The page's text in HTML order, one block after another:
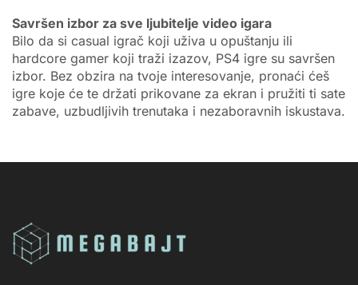
Savršen izbor za sve ljubitelje video igara
Bilo da si casual igrač koji uživa u opuštanju ili
hardcore gamer koji traži izazov, PS4 igre su savršen
izbor. Bez obzira na tvoje interesovanje, pronaći ćeš
igre koje će te držati prikovane za ekran i pružiti ti sate
zabave, uzbudljivih trenutaka i nezaboravnih iskustava.